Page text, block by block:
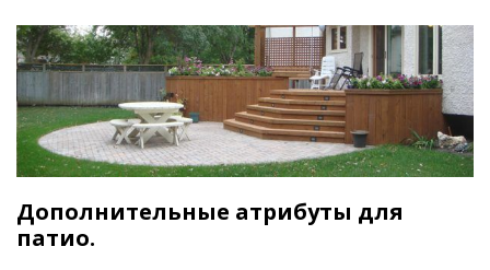
Дополнительные атрибуты для
патио.